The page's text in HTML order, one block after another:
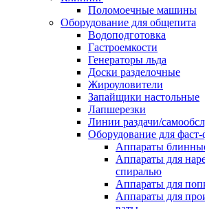
Поломоечные машины
Оборудование для общепита
Водоподготовка
Гастроемкости
Генераторы льда
Доски разделочные
Жироуловители
Запайщики настольные
Лапшерезки
Линии раздачи/
Оборудование для фаст-
Аппараты
Аппараты для
спиралью
Аппараты для
Аппараты для